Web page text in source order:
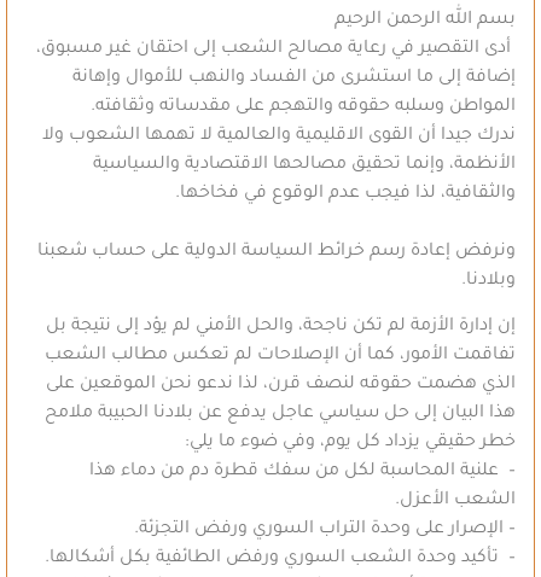
بسم الله الرحمن الرحيم
أدى التقصير في رعاية مصالح الشعب إلى احتقان غير مسبوق،
إضافة إلى ما استشرى من الفساد والنهب للأموال وإهانة
المواطن وسلبه حقوقه والتهجم على مقدساته وثقافته.
ندرك جيدا أن القوى الاقليمية والعالمية لا تهمها الشعوب ولا
الأنظمة، وإنما تحقيق مصالحها الاقتصادية والسياسية
والثقافية، لذا فيجب عدم الوقوع في فخاخها.
ونرفض إعادة رسم خرائط السياسة الدولية على حساب شعبنا
وبلادنا.
إن إدارة الأزمة لم تكن ناجحة، والحل الأمني لم يؤد إلى نتيجة بل
تفاقمت الأمور، كما أن الإصلاحات لم تعكس مطالب الشعب
الذي هضمت حقوقه لنصف قرن، لذا ندعو نحن الموقعين على
هذا البيان إلى حل سياسي عاجل يدفع عن بلادنا الحبيبة ملامح
خطر حقيقي يزداد كل يوم، وفي ضوء ما يلي:
– علنية المحاسبة لكل من سفك قطرة دم من دماء هذا
الشعب الأعزل.
– الإصرار على وحدة التراب السوري ورفض التجزئة.
– تأكيد وحدة الشعب السوري ورفض الطائفية بكل أشكالها.